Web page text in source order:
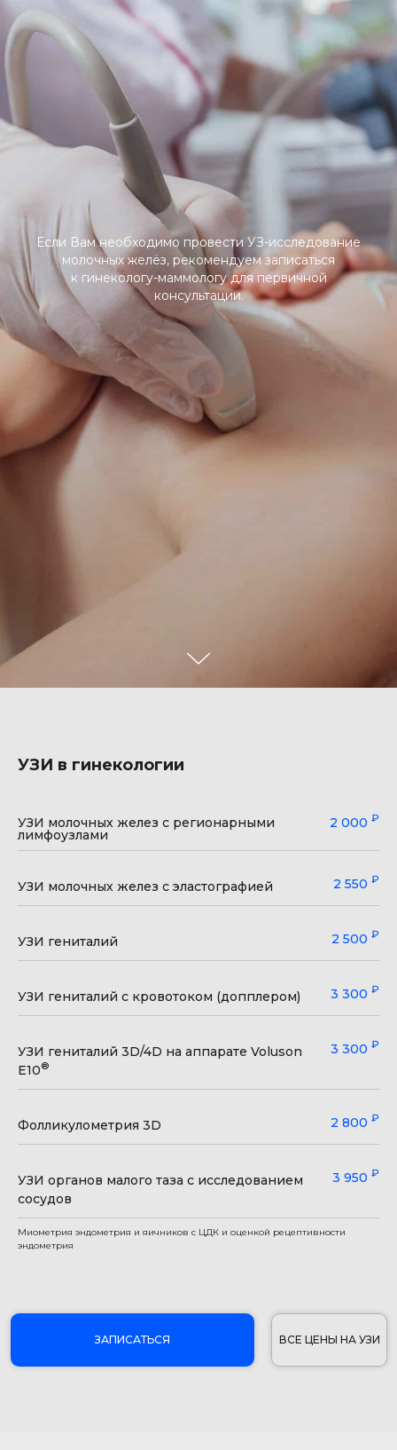
Если Вам необходимо провести УЗ-исследование
молочных желёз, рекомендуем записаться
к гинекологу-маммологу для первичной
консультации.
УЗИ в гинекологии
УЗИ молочных желез с регионарными
лимфоузлами
2 000 ₽
УЗИ молочных желез с эластографией 2 550 ₽
УЗИ гениталий 2 500 ₽
УЗИ гениталий с кровотоком (допплером) 3 300 ₽
УЗИ гениталий 3D/4D на аппарате Voluson
E10®
3 300 ₽
Фолликулометрия 3D 2 800 ₽
УЗИ органов малого таза с исследованием
сосудов
3 950 ₽
Миометрия эндометрия и яичников с ЦДК и оценкой рецептивности
эндометрия
Постановка
максимально
точного диагноза!
Профессионалы своего дела
с большим опытом. Оборудование